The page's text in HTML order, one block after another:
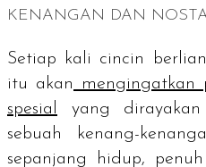
KENANGAN DAN
Setiap kali cincin berlian
itu akan
mengingatkan
spesial
yang
sebuah kenang-
sepanjang hidup,